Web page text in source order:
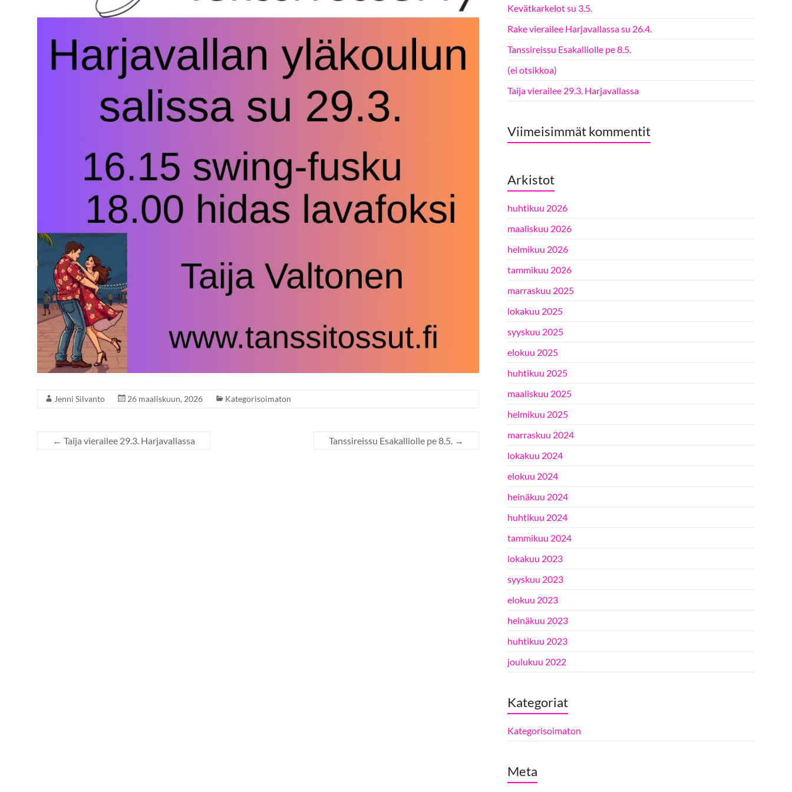
Jenni Silvanto 26 maaliskuun, 2026 Kategorisoimaton
← Taija vierailee 29.3. Harjavallassa Tanssireissu Esakalliolle pe 8.5. →
Kevätkarkelot su 3.5.
Rake vierailee Harjavallassa su 26.4.
Tanssireissu Esakalliolle pe 8.5.
(ei otsikkoa)
Taija vierailee 29.3. Harjavallassa
Viimeisimmät kommentit
Arkistot
huhtikuu 2026
maaliskuu 2026
helmikuu 2026
tammikuu 2026
marraskuu 2025
lokakuu 2025
syyskuu 2025
elokuu 2025
huhtikuu 2025
maaliskuu 2025
helmikuu 2025
marraskuu 2024
lokakuu 2024
elokuu 2024
heinäkuu 2024
huhtikuu 2024
tammikuu 2024
lokakuu 2023
syyskuu 2023
elokuu 2023
heinäkuu 2023
huhtikuu 2023
joulukuu 2022
Kategoriat
Kategorisoimaton
Meta